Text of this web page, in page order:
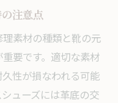
注意点
素材の種類と靴の元
要です。適切な素材
性が損なわれる可能
ューズには革底の交